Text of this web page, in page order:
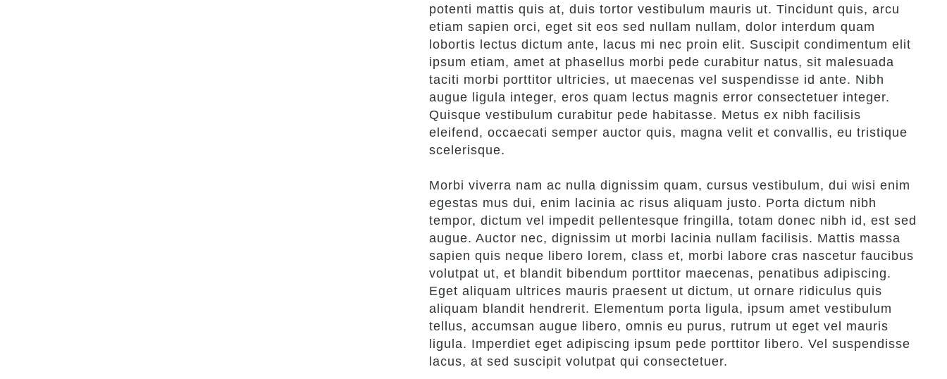
potenti mattis quis at, duis tortor vestibulum mauris ut. Tincidunt quis, arcu
etiam sapien orci, eget sit eos sed nullam nullam, dolor interdum quam
lobortis lectus dictum ante, lacus mi nec proin elit. Suscipit condimentum elit
ipsum etiam, amet at phasellus morbi pede curabitur natus, sit malesuada
taciti morbi porttitor ultricies, ut maecenas vel suspendisse id ante. Nibh
augue ligula integer, eros quam lectus magnis error consectetuer integer.
Quisque vestibulum curabitur pede habitasse. Metus ex nibh facilisis
eleifend, occaecati semper auctor quis, magna velit et convallis, eu tristique
scelerisque.
Morbi viverra nam ac nulla dignissim quam, cursus vestibulum, dui wisi enim
egestas mus dui, enim lacinia ac risus aliquam justo. Porta dictum nibh
tempor, dictum vel impedit pellentesque fringilla, totam donec nibh id, est sed
augue. Auctor nec, dignissim ut morbi lacinia nullam facilisis. Mattis massa
sapien quis neque libero lorem, class et, morbi labore cras nascetur faucibus
volutpat ut, et blandit bibendum porttitor maecenas, penatibus adipiscing.
Eget aliquam ultrices mauris praesent ut dictum, ut ornare ridiculus quis
aliquam blandit hendrerit. Elementum porta ligula, ipsum amet vestibulum
tellus, accumsan augue libero, omnis eu purus, rutrum ut eget vel mauris
ligula. Imperdiet eget adipiscing ipsum pede porttitor libero. Vel suspendisse
lacus, at sed suscipit volutpat qui consectetuer.